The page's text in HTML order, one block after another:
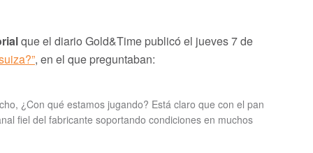
que el diario Gold&Time publicó el jueves 7 de
, en el que preguntaban:
¿Con qué estamos jugando? Está claro que con el pan
fiel del fabricante soportando condiciones en muchos